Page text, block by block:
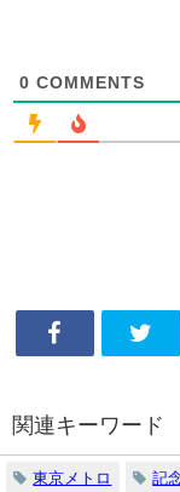
0 COMMENTS
関連キーワード
東京メトロ 記